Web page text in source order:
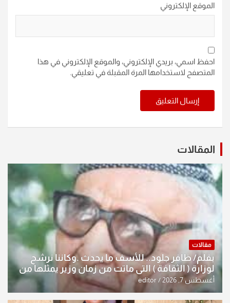
الموقع الإلكتروني
احفظ اسمي، بريدي الإلكتروني، والموقع الإلكتروني في هذا
المتصفح لاستخدامها المرة المقبلة في تعليقي.
المقالات
مقالات
بقلم/ ظافر جلود.. للأسف ما يحدث .وكاننا نرشح
لوزارة ( الثقافة ) التي ماتت من زمان وزير يمثلها من
النخبة والإرث العظيم للثقافة العراقية..
أغسطس 7, 2026 editor